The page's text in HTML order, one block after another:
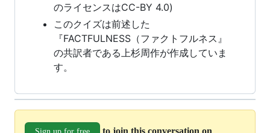
のライセンスはCC-BY 4.0)
このクイズは前述した
『FACTFULNESS（ファクトフルネス』
の共訳者である上杉周作が作成していま
す。
to join this conversation on